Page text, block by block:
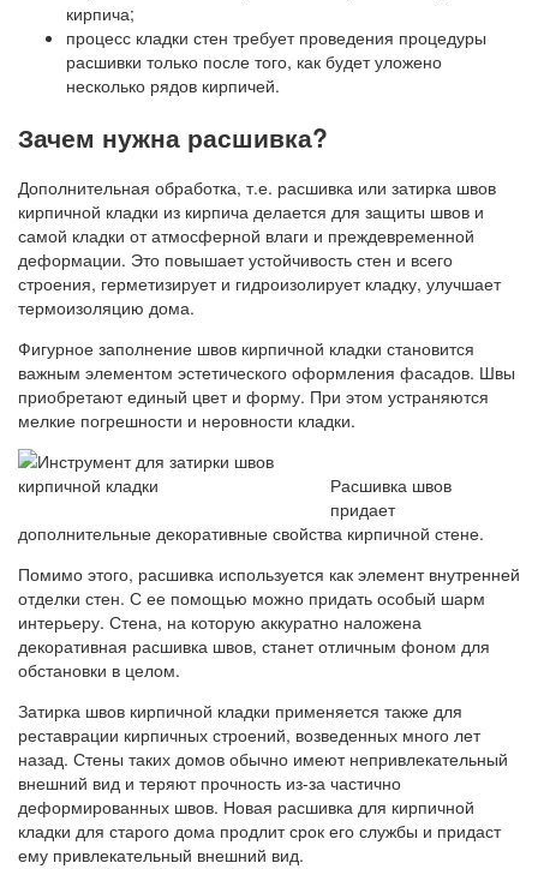
кирпича;
процесс кладки стен требует проведения процедуры
расшивки только после того, как будет уложено
несколько рядов кирпичей.
Зачем нужна расшивка?
Дополнительная обработка, т.е. расшивка или затирка швов
кирпичной кладки из кирпича делается для защиты швов и
самой кладки от атмосферной влаги и преждевременной
деформации. Это повышает устойчивость стен и всего
строения, герметизирует и гидроизолирует кладку, улучшает
термоизоляцию дома.
Фигурное заполнение швов кирпичной кладки становится
важным элементом эстетического оформления фасадов. Швы
приобретают единый цвет и форму. При этом устраняются
мелкие погрешности и неровности кладки.
Расшивка швов
придает
дополнительные декоративные свойства кирпичной стене.
Помимо этого, расшивка используется как элемент внутренней
отделки стен. С ее помощью можно придать особый шарм
интерьеру. Стена, на которую аккуратно наложена
декоративная расшивка швов, станет отличным фоном для
обстановки в целом.
Затирка швов кирпичной кладки применяется также для
реставрации кирпичных строений, возведенных много лет
назад. Стены таких домов обычно имеют непривлекательный
внешний вид и теряют прочность из-за частично
деформированных швов. Новая расшивка для кирпичной
кладки для старого дома продлит срок его службы и придаст
ему привлекательный внешний вид.